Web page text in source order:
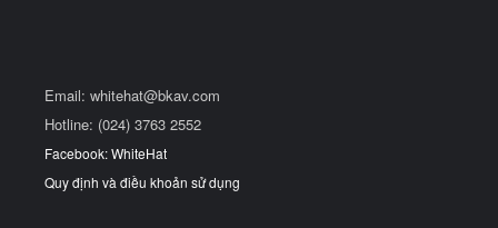
Email: whitehat@bkav.com
Hotline: (024) 3763 2552
Facebook: WhiteHat
Quy định và điều khoản sử dụng